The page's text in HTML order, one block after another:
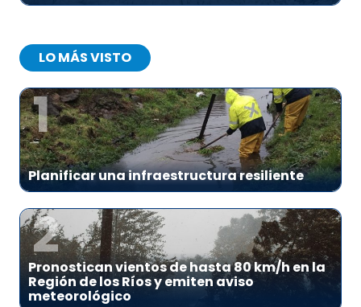
LO MÁS VISTO
1
Planificar una infraestructura resiliente
2
Pronostican vientos de hasta 80 km/h en la
Región de los Ríos y emiten aviso
meteorológico